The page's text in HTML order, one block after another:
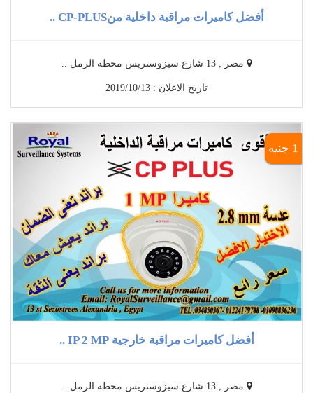
أفضل كاميرات مراقبة داخلية منCP-PLUS ..
مصر , 13 شارع سيزوستريس محطه الرمل ..
تاريخ الاعلان : 2019/10/13
1 جنيه
أفضل كاميرات مراقبة خارجية IP 2 MP ..
مصر , 13 شارع سيزوستريس محطه الرمل ..